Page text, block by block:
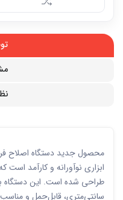
ابزاری نوآورانه و کارآمد
سانتی‌متری، قابل‌حمل و